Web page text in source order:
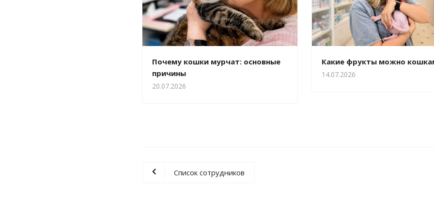
Почему кошки мурчат: основные
причины
20.07.2026
Какие фрукты можно
14.07.2026
Список сотрудников